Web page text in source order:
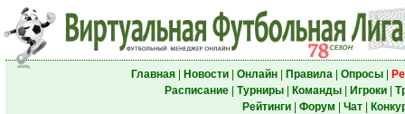
Главная| Новости| Онлайн| Правила| Опросы|
Расписание| Турниры| Команды| Игроки|
Рейтинги| Форум Чат|